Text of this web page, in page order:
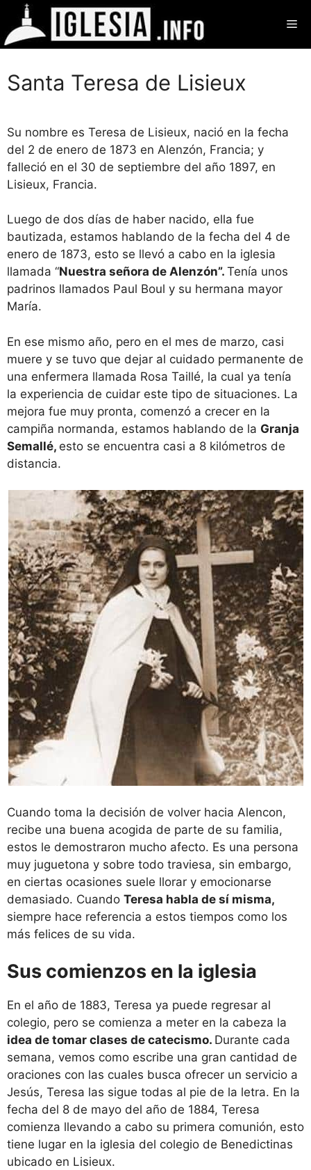
Saltar
contenido
Santa Teresa de Lisieux
Su nombre es Teresa de Lisieux, nació en la fecha
del 2 de enero de 1873 en Alenzón, Francia; y
falleció en el 30 de septiembre del año 1897, en
Lisieux, Francia.
Luego de dos días de haber nacido, ella fue
bautizada, estamos hablando de la fecha del 4 de
enero de 1873, esto se llevó a cabo en la iglesia
llamada “Nuestra señora de Alenzón”. Tenía unos
padrinos llamados Paul Boul y su hermana mayor
María.
En ese mismo año, pero en el mes de marzo, casi
muere y se tuvo que dejar al cuidado permanente de
una enfermera llamada Rosa Taillé, la cual ya tenía
la experiencia de cuidar este tipo de situaciones. La
mejora fue muy pronta, comenzó a crecer en la
campiña normanda, estamos hablando de la Granja
Semallé, esto se encuentra casi a 8 kilómetros de
distancia.
Cuando toma la decisión de volver hacia Alencon,
recibe una buena acogida de parte de su familia,
estos le demostraron mucho afecto. Es una persona
muy juguetona y sobre todo traviesa, sin embargo,
en ciertas ocasiones suele llorar y emocionarse
demasiado. Cuando Teresa habla de sí misma,
siempre hace referencia a estos tiempos como los
más felices de su vida.
Sus comienzos en la iglesia
En el año de 1883, Teresa ya puede regresar al
colegio, pero se comienza a meter en la cabeza la
idea de tomar clases de catecismo. Durante cada
semana, vemos como escribe una gran cantidad de
oraciones con las cuales busca ofrecer un servicio a
Jesús, Teresa las sigue todas al pie de la letra. En la
fecha del 8 de mayo del año de 1884, Teresa
comienza llevando a cabo su primera comunión, esto
tiene lugar en la iglesia del colegio de Benedictinas
ubicado en Lisieux.